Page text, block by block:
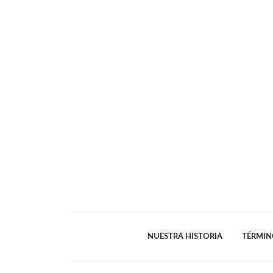
NUESTRA HISTORIA